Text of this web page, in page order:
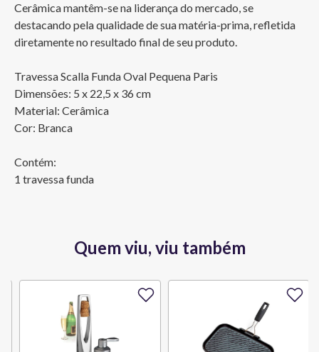
Cerâmica mantêm-se na liderança do mercado, se
destacando pela qualidade de sua matéria-prima, refletida
diretamente no resultado final de seu produto.
Travessa Scalla Funda Oval Pequena Paris
Dimensões: 5 x 22,5 x 36 cm
Material: Cerâmica
Cor: Branca
Contém:
1 travessa funda
Quem viu, viu também